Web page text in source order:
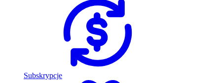
Subskrypcje